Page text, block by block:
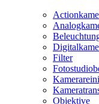
Filter
Objektive